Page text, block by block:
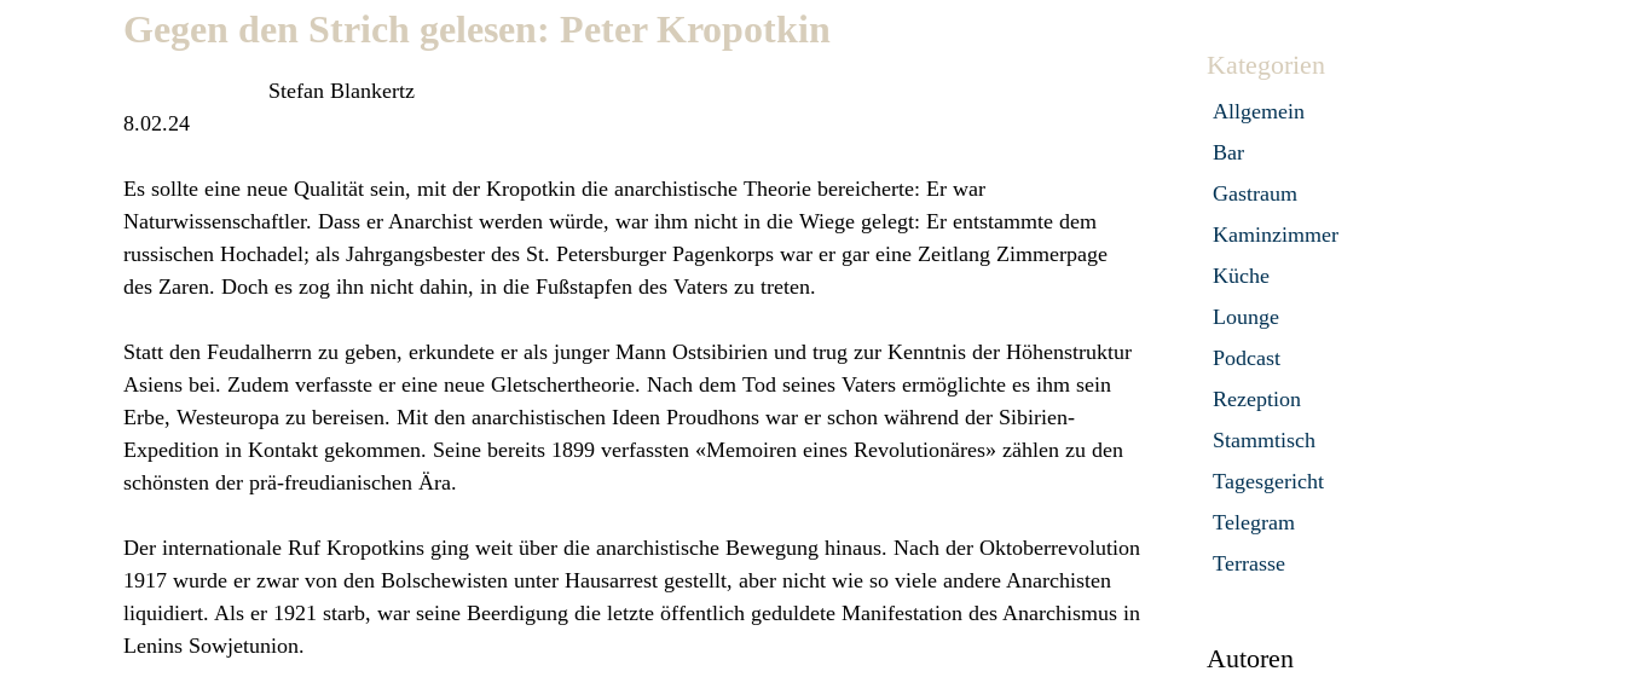
Gegen den Strich gelesen: Peter Kropotkin
Stefan Blankertz
8.02.24
Es sollte eine neue Qualität sein, mit der Kropotkin die anarchistische Theorie bereicherte: Er war
Naturwissenschaftler. Dass er Anarchist werden würde, war ihm nicht in die Wiege gelegt: Er entstammte dem
russischen Hochadel; als Jahrgangsbester des St. Petersburger Pagenkorps war er gar eine Zeitlang Zimmerpage
des Zaren. Doch es zog ihn nicht dahin, in die Fußstapfen des Vaters zu treten.
Statt den Feudalherrn zu geben, erkundete er als junger Mann Ostsibirien und trug zur Kenntnis der Höhenstruktur
Asiens bei. Zudem verfasste er eine neue Gletschertheorie. Nach dem Tod seines Vaters ermöglichte es ihm sein
Erbe, Westeuropa zu bereisen. Mit den anarchistischen Ideen Proudhons war er schon während der Sibirien-
Expedition in Kontakt gekommen. Seine bereits 1899 verfassten «Memoiren eines Revolutionäres» zählen zu den
schönsten der prä-freudianischen Ära.
Der internationale Ruf Kropotkins ging weit über die anarchistische Bewegung hinaus. Nach der Oktoberrevolution
1917 wurde er zwar von den Bolschewisten unter Hausarrest gestellt, aber nicht wie so viele andere Anarchisten
liquidiert. Als er 1921 starb, war seine Beerdigung die letzte öffentlich geduldete Manifestation des Anarchismus in
Lenins Sowjetunion.
Kategorien
Allgemein
Bar
Gastraum
Kaminzimmer
Küche
Lounge
Podcast
Rezeption
Stammtisch
Tagesgericht
Telegram
Terrasse
Autoren